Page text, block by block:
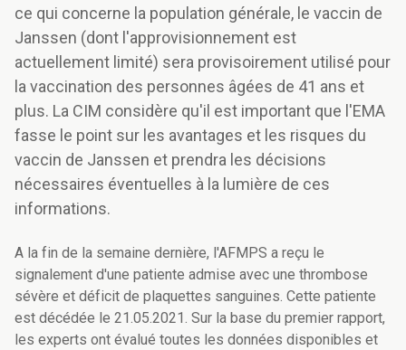
ce qui concerne la population générale, le vaccin de
Janssen (dont l'approvisionnement est
actuellement limité) sera provisoirement utilisé pour
la vaccination des personnes âgées de 41 ans et
plus. La CIM considère qu'il est important que l'EMA
fasse le point sur les avantages et les risques du
vaccin de Janssen et prendra les décisions
nécessaires éventuelles à la lumière de ces
informations.
A la fin de la semaine dernière, l'AFMPS a reçu le
signalement d'une patiente admise avec une thrombose
sévère et déficit de plaquettes sanguines. Cette patiente
est décédée le 21.05.2021. Sur la base du premier rapport,
les experts ont évalué toutes les données disponibles et